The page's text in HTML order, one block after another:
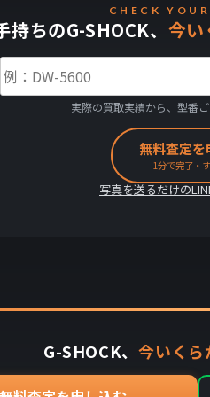
CHECK
持ちのG-SHOCK、 今い
実際の買取実績から、型番
無料査定を
1分で完了・
写真を送るだけの
G-SHOCK、今いくら